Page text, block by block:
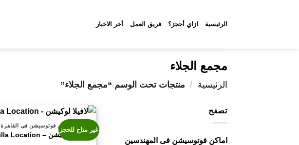
الرئيسية ازاي أحجز؟ فريق العمل أخر الاخبار
مجمع الجلاء
الرئيسية / منتجات تحت الوسم “مجمع الجلاء”
تصفح
اماكن فوتوسيشن فى المهندسين
غير متاح للحجز
اماكن فوتوسيشن فى القاهرة
لافيلا لوكيشن – Lavilla Location